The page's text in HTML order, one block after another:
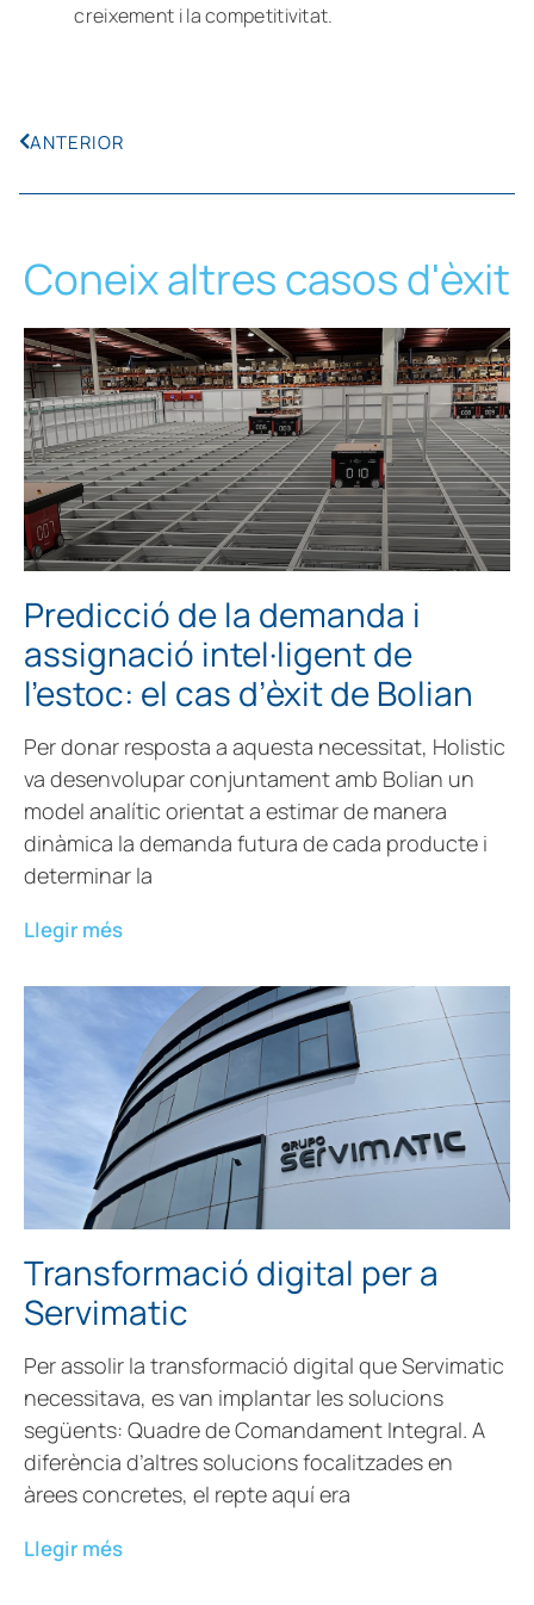
creixement i la competitivitat.
ANTERIOR
Coneix altres casos d'èxit
Predicció de la demanda i
assignació intel·ligent de
l’estoc: el cas d’èxit de Bolian
Per donar resposta a aquesta necessitat, Holistic
va desenvolupar conjuntament amb Bolian un
model analític orientat a estimar de manera
dinàmica la demanda futura de cada producte i
determinar la
Llegir més
Transformació digital per a
Servimatic
Per assolir la transformació digital que Servimatic
necessitava, es van implantar les solucions
següents: Quadre de Comandament Integral. A
diferència d’altres solucions focalitzades en
àrees concretes, el repte aquí era
Llegir més